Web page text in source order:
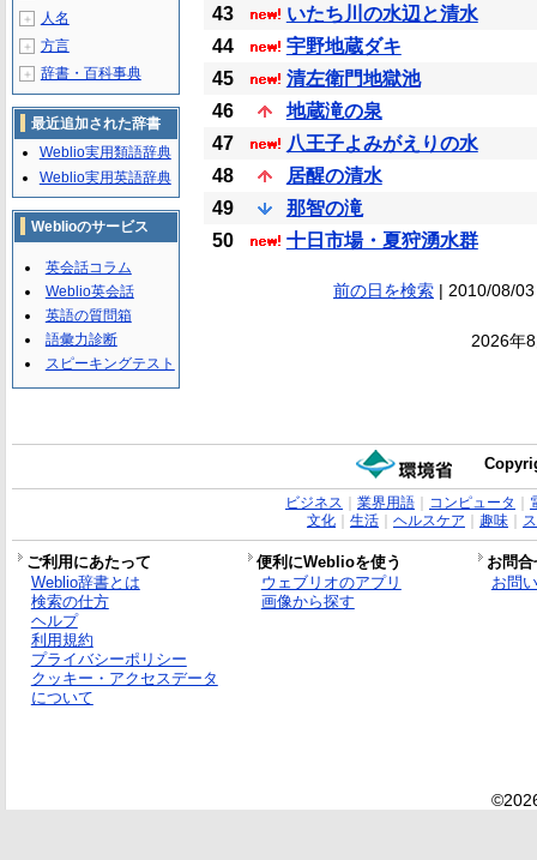
43
いたち川の水辺と清水
44
宇野地蔵ダキ
45
清左衛門地獄池
46
地蔵滝の泉
47
八王子よみがえりの水
48
居醒の清水
49
那智の滝
50
十日市場・夏狩湧水群
前の日を検索| 2010/08/
2026年
＋ 人名
＋ 方言
＋ 辞書・百科事典
最近追加された辞書
Weblio実用類語辞典
Weblio実用英語辞典
Weblioのサービス
英会話コラム
Weblio英会話
英語の質問箱
語彙力診断
スピーキングテスト
ビジネス 業界用語｜ コンピュータ
文化｜ 生活｜ ヘルスケア 趣味｜
ご利用にあたって 便利にWeblioを使う
お問
Weblio辞書とは
検索の仕方
ヘルプ
利用規約
プライバシーポリシー
クッキー・アクセスデータ
について
ウェブリオのアプリ
画像から探す
お問